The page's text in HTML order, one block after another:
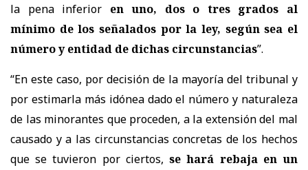
la pena inferior en uno, dos o tres grados al
mínimo de los señalados por la ley, según sea el
número y entidad de dichas circunstancias”.
“En este caso, por decisión de la mayoría del tribunal y
por estimarla más idónea dado el número y naturaleza
de las minorantes que proceden, a la extensión del mal
causado y a las circunstancias concretas de los hechos
que se tuvieron por ciertos,se hará rebaja en un